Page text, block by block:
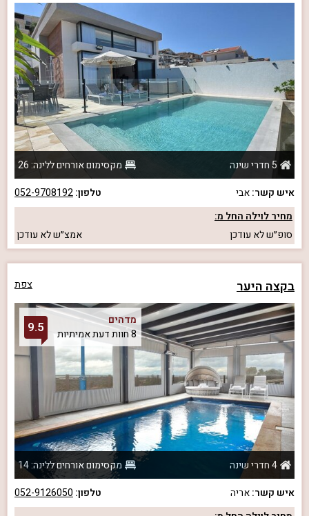
5 חדרי שינה
מקסימום אורחים ללינה: 26
איש קשר:אבי טלפון:052-9708192
מחיר לוילה החל מ:
סופ״שלא עודכן אמצ״שלא עודכן
בקצה היער צפת
מדהים
8 חוות דעת אמיתיות
9.5
4 חדרי שינה
מקסימום אורחים ללינה: 14
איש קשר:אריה טלפון: 052-9126050